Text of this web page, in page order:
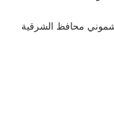
محافظ الشرقية